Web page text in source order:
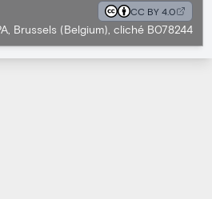
CC BY 4.0
Brussels (Belgium), cliché B078244